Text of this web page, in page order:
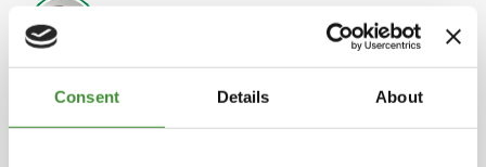
Consent Details About
Rekha Mehra